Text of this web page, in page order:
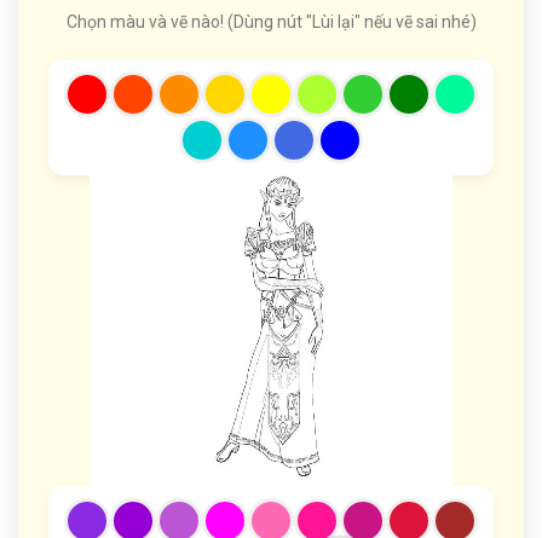
Chọn màu và vẽ nào! (Dùng nút "Lùi lại" nếu vẽ sai nhé)